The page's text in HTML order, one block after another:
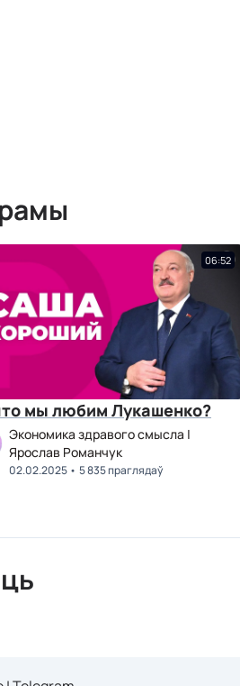
06:52
мы любим Лукашенко?
Экономика здравого смысла |
Ярослав Романчук
02.02.2025 5 835 праглядаў